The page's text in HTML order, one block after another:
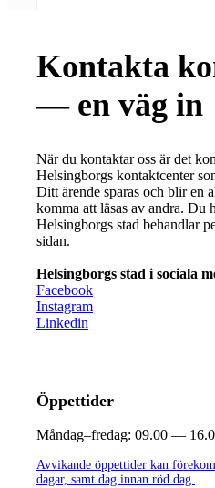
Kontakta
— en väg in
När du kontaktar oss är det
Helsingborgs kontaktcenter
Ditt ärende sparas och blir en
komma att läsas av andra. Du
Helsingborgs stad behandlar
sidan.
Helsingborgs stad i sociala
Facebook
Instagram
Linkedin
Öppettider
Måndag–fredag: 09.00 —
Avvikande öppettider kan
dagar, samt dag innan röd dag.